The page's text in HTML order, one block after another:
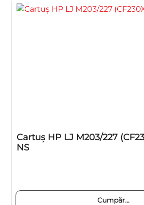
Cartuş HP LJ M203/227
NS
Cumpăr...